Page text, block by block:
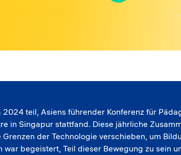
teil, Asiens führender Konferenz für
in Singapur stattfand. Diese jährliche
der Technologie verschieben, um
begeistert, Teil dieser Bewegung zu sein